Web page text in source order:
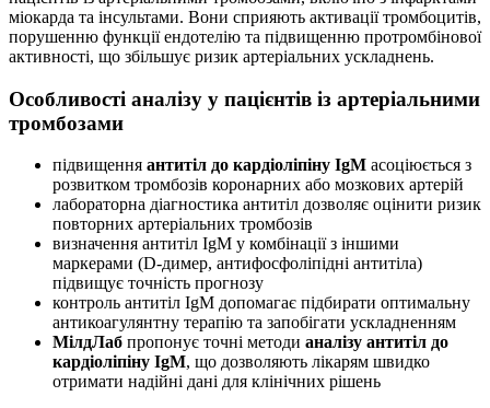
міокарда та інсультами. Вони сприяють активації тромбоцитів,
порушенню функції ендотелію та підвищенню протромбінової
активності, що збільшує ризик артеріальних ускладнень.
Особливості аналізу у пацієнтів із артеріальними
тромбозами
підвищення антитіл до кардіоліпіну IgM асоціюється з
розвитком тромбозів коронарних або мозкових артерій
лабораторна діагностика антитіл дозволяє оцінити ризик
повторних артеріальних тромбозів
визначення антитіл IgM у комбінації з іншими
маркерами (D-димер, антифосфоліпідні антитіла)
підвищує точність прогнозу
контроль антитіл IgM допомагає підбирати оптимальну
антикоагулянтну терапію та запобігати ускладненням
МілдЛаб пропонує точні методи аналізу антитіл до
кардіоліпіну IgM, що дозволяють лікарям швидко
отримати надійні дані для клінічних рішень